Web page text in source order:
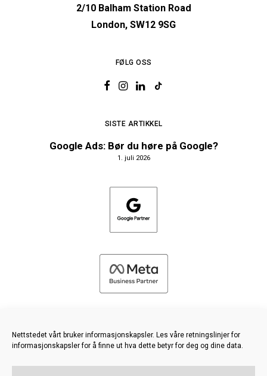
Nettstedet vårt bruker informasjonskapsler. Les våre retningslinjer for
informasjonskapsler for å finne ut hva dette betyr for deg og dine data.
2/10 Balham Station Road
London, SW12 9SG
FØLG OSS
SISTE ARTIKKEL
Google Ads: Bør du høre på Google?
1. juli 2026